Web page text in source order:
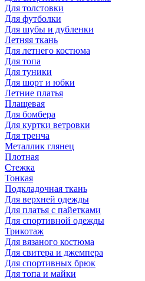
Для толстовки
Для футболки
Для шубы и дубленки
Летняя ткань
Для летнего костюма
Для топа
Для туники
Для шорт и юбки
Летние платья
Плащевая
Для бомбера
Для куртки ветровки
Для тренча
Металлик глянец
Плотная
Стежка
Тонкая
Подкладочная ткань
Для верхней одежды
Для платья с пайетками
Для спортивной одежды
Трикотаж
Для вязаного костюма
Для свитера и джемпера
Для спортивных брюк
Для топа и майки